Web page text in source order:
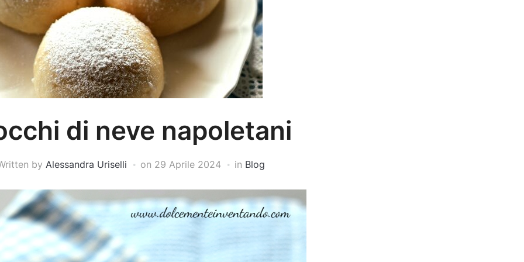
di neve napoletani
by Alessandra Uriselli on 29 Aprile 2024 in Blog